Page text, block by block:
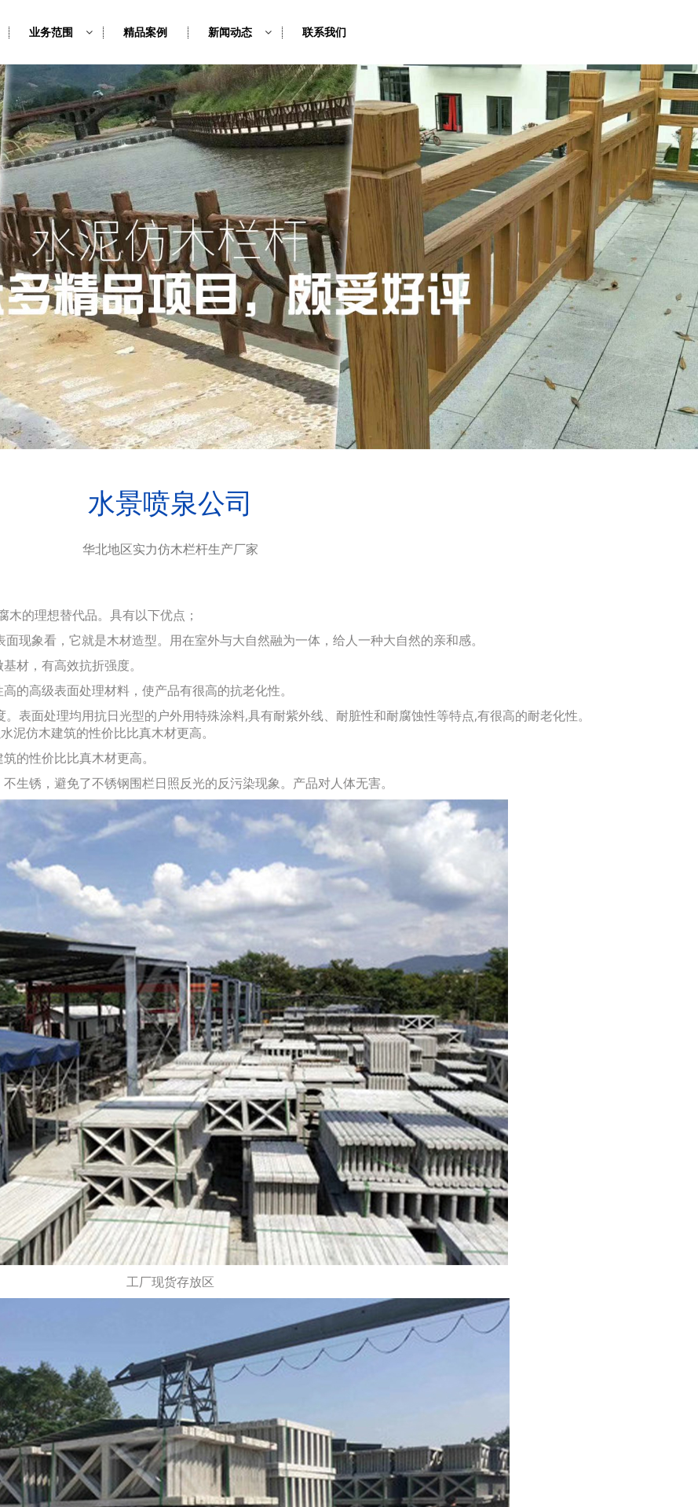
业务范围 精品案例 新闻动态 联系我们
水景喷泉公司
华北地区实力仿木栏杆生产厂家
的理想替代品。具有以下优点；
象看，它就是木材造型。用在室外与大自然融为一体，给人一种大自然的亲和感。
，有高效抗折强度。
高级表面处理材料，使产品有很高的抗老化性。
面处理均用抗日光型的户外用特殊涂料,具有耐紫外线、耐脏性和耐腐蚀性等特点,有很高的耐老化性。
泥仿木建筑的性价比比真木材更高。
性价比比真木材更高。
锈，避免了不锈钢围栏日照反光的反污染现象。产品对人体无害。
工厂现货存放区